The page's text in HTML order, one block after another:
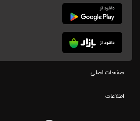
صفحات اصلی
اطلاعات